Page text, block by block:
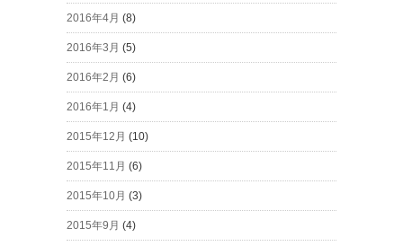
2016年4月 (8)
2016年3月 (5)
2016年2月 (6)
2016年1月 (4)
2015年12月 (10)
2015年11月 (6)
2015年10月 (3)
2015年9月 (4)